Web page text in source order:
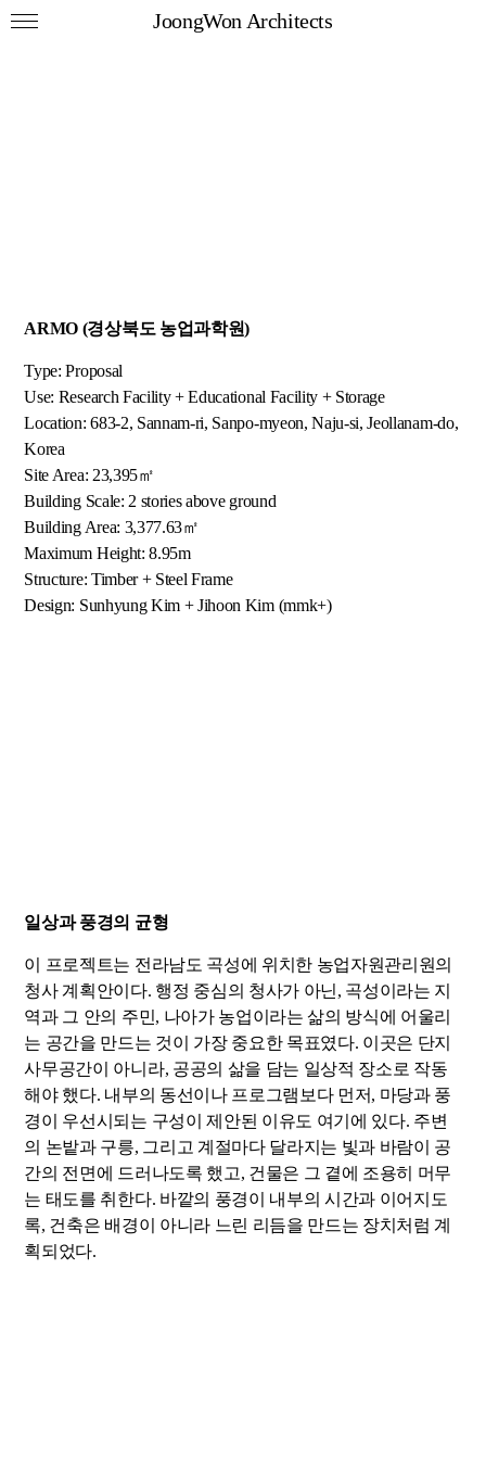
JoongWon Architects
ARMO (경상북도 농업과학원)
Type: Proposal
Use: Research Facility + Educational Facility + Storage
Location: 683-2, Sannam-ri, Sanpo-myeon, Naju-si, Jeollanam-do,
Korea
Site Area: 23,395㎡
Building Scale: 2 stories above ground
Building Area: 3,377.63㎡
Maximum Height: 8.95m
Structure: Timber + Steel Frame
Design: Sunhyung Kim + Jihoon Kim (mmk+)
일상과 풍경의 균형
이 프로젝트는 전라남도 곡성에 위치한 농업자원관리원의
청사 계획안이다. 행정 중심의 청사가 아닌, 곡성이라는 지
역과 그 안의 주민, 나아가 농업이라는 삶의 방식에 어울리
는 공간을 만드는 것이 가장 중요한 목표였다. 이곳은 단지
사무공간이 아니라, 공공의 삶을 담는 일상적 장소로 작동
해야 했다. 내부의 동선이나 프로그램보다 먼저, 마당과 풍
경이 우선시되는 구성이 제안된 이유도 여기에 있다. 주변
의 논밭과 구릉, 그리고 계절마다 달라지는 빛과 바람이 공
간의 전면에 드러나도록 했고, 건물은 그 곁에 조용히 머무
는 태도를 취한다. 바깥의 풍경이 내부의 시간과 이어지도
록, 건축은 배경이 아니라 느린 리듬을 만드는 장치처럼 계
획되었다.